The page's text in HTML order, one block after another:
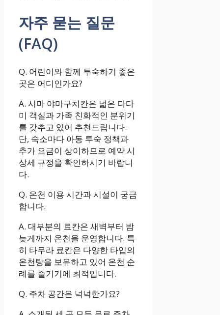
자주 묻는 질문
(FAQ)
Q. 어린이와 함께 투숙하기 좋은
곳은 어디인가요?
A. 시마 야마구치칸은 넓은 다다
미 객실과 가족 친화적인 분위기
를 갖추고 있어 추천드립니다.
단, 숙소마다 아동 투숙 정책과
추가 요금이 상이하므로 예약 시
상세 규정을 확인하시기 바랍니
다.
Q. 온천 이용 시간과 시설이 궁금
합니다.
A. 대부분의 료칸은 새벽부터 밤
늦게까지 온천을 운영합니다. 특
히 타무라 료칸은 다양한 타입의
온천탕을 보유하고 있어 온천 순
례를 즐기기에 최적입니다.
Q. 주차 공간은 넉넉한가요?